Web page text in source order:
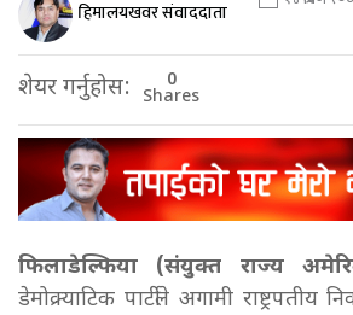
हिमालयखवर संवाददाता
शेयर गर्नुहोस: 0
Shares
फिलाडेल्फिया (संयुक्त राज्य
डेमोक्र्याटिक पार्टीले अगामी राष्ट्रपतीय